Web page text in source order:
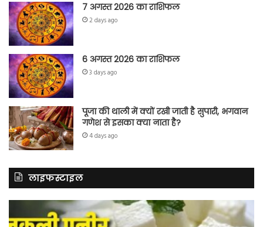
7 अगस्त 2026 का राशिफल
2 days ago
6 अगस्त 2026 का राशिफल
3 days ago
पूजा की थाली में क्यों रखी जाती है सुपारी, भगवान
गणेश से इसका क्या नाता है?
4 days ago
लाइफस्टाइल